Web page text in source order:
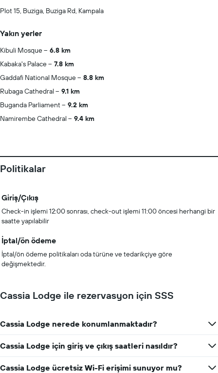
Plot 15, Buziga, Buziga Rd, Kampala
Yakın yerler
Kibuli Mosque
6.8 km
Kabaka's Palace
7.8 km
Gaddafi National Mosque
8.8 km
Rubaga Cathedral
9.1 km
Buganda Parliament
9.2 km
Namirembe Cathedral
9.4 km
Politikalar
Giriş/Çıkış
Check-in işlemi 12:00 sonrası, check-out işlemi 11:00 öncesi herhangi bir
saatte yapılabilir
İptal/ön ödeme
İptal/ön ödeme politikaları oda türüne ve tedarikçiye göre
değişmektedir.
Cassia Lodge ile rezervasyon için SSS
Cassia Lodge nerede konumlanmaktadır?
Cassia Lodge için giriş ve çıkış saatleri nasıldır?
Cassia Lodge ücretsiz Wi-Fi erişimi sunuyor mu?